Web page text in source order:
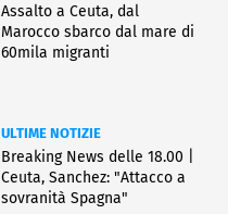
Assalto a Ceuta, dal
Marocco sbarco dal mare di
60mila migranti
ULTIME NOTIZIE
Breaking News delle 18.00 |
Ceuta, Sanchez: "Attacco a
sovranità Spagna"